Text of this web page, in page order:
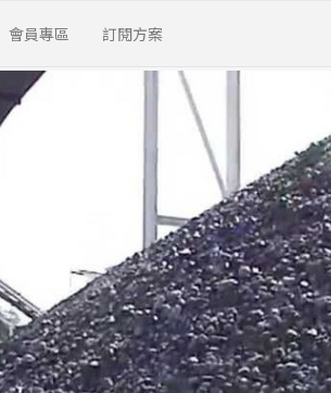
會員專區 訂閱方案